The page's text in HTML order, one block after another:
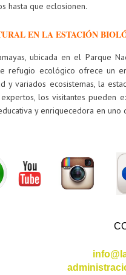
hasta que eclosionen.
EN LA ESTACIÓN
ubicada en el Parque
refugio ecológico ofrece un
y variados ecosistemas, la
los visitantes pueden
y enriquecedora en